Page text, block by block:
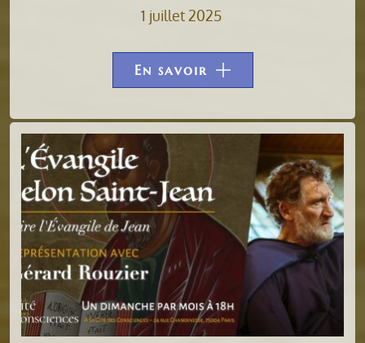
1 juillet 2025
En savoir